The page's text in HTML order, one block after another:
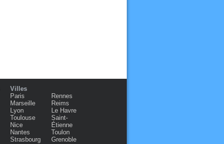
Villes
Paris
Marseille
Lyon
Toulouse
Nice
Nantes
Strasbourg
Rennes
Reims
Le Havre
Saint-
Étienne
Toulon
Grenoble